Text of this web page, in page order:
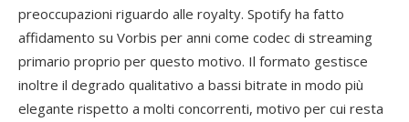
preoccupazioni riguardo alle royalty. Spotify ha fatto
affidamento su Vorbis per anni come codec di streaming
primario proprio per questo motivo. Il formato gestisce
inoltre il degrado qualitativo a bassi bitrate in modo più
elegante rispetto a molti concorrenti, motivo per cui resta